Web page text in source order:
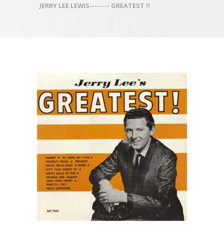
JERRY LEE LEWIS-------- GREATEST !!